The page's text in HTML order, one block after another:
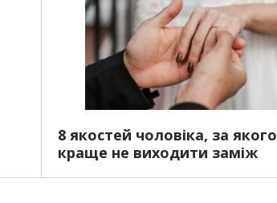
8 якостей чоловіка, за якого
краще не виходити заміж